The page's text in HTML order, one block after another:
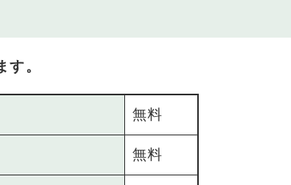
。
無料
無料